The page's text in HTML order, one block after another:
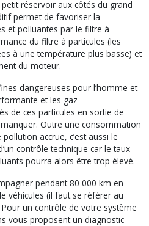
réservoir aux côtés du grand
permet de favoriser la
et polluantes par le filtre à
du filtre à particules (les
à une température plus basse) et
du moteur.
dangereuses pour l’homme et
et les gaz
de ces particules en sortie de
Outre une consommation
accrue, c’est aussi le
contrôle technique car le taux
pourra alors être trop élevé.
pendant 80 000 km en
véhicules (il faut se référer au
Pour un contrôle de votre système
vous proposent un diagnostic